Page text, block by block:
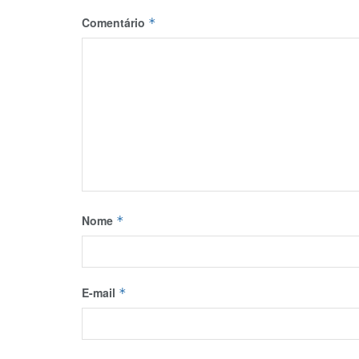
Comentário *
Nome *
E-mail *